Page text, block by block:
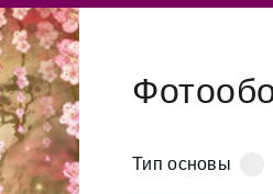
ПО ЦВЕТУ
фотообои
фотообои
фотообои
Тип основы